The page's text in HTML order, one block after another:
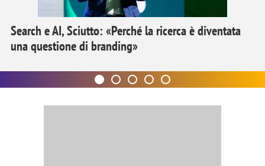
Search e AI, Sciutto: «Perché la ricerca è diventata
una questione di branding»